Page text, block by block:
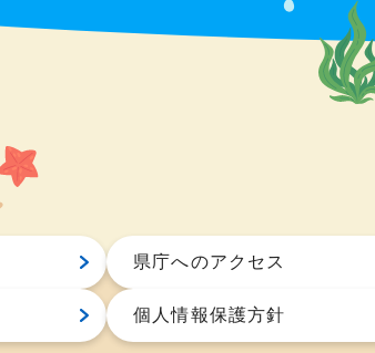
県庁へのアクセス
個人情報保護方針